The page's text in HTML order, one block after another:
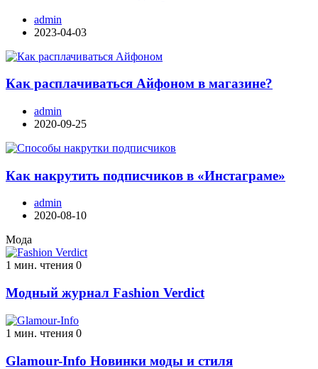
admin
2023-04-03
Как расплачиваться Айфоном в магазине?
admin
2020-09-25
Как накрутить подписчиков в «Инстаграме»
admin
2020-08-10
Мода
1 мин. чтения 0
Модный журнал Fashion Verdict
1 мин. чтения 0
Glamour-Info Новинки моды и стиля